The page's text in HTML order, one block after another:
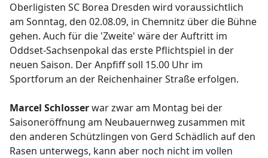
Oberligisten SC Borea Dresden wird voraussichtlich
am Sonntag, den 02.08.09, in Chemnitz über die Bühne
gehen. Auch für die 'Zweite' wäre der Auftritt im
Oddset-Sachsenpokal das erste Pflichtspiel in der
neuen Saison. Der Anpfiff soll 15.00 Uhr im
Sportforum an der Reichenhainer Straße erfolgen.
Marcel Schlosserwar zwar am Montag bei der
Saisoneröffnung am Neubauernweg zusammen mit
den anderen Schützlingen von Gerd Schädlich auf den
Rasen unterwegs, kann aber noch nicht im vollen